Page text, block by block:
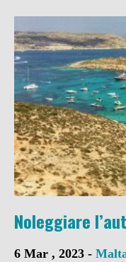
Noleggiare
6 Mar , 2023 -